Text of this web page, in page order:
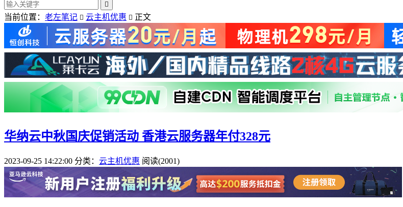

当前位置： 老左笔记  云主机优惠  正文
华纳云中秋国庆促销活动 香港云服务器年付328元
2023-09-25 14:22:00 分类： 云主机优惠 阅读(2001)